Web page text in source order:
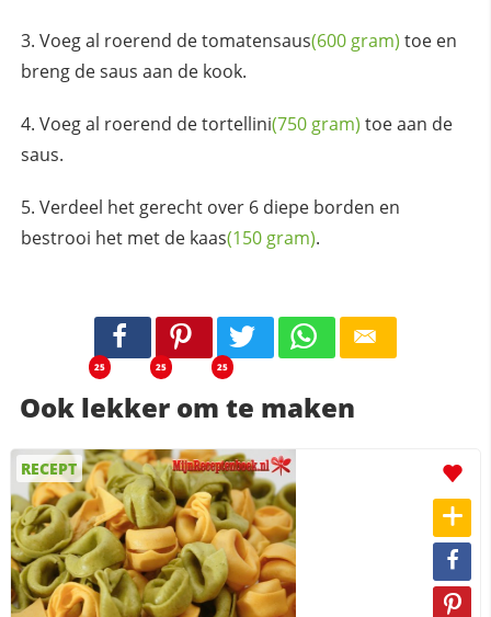
Voeg al roerend detomatensaus(600 gram) toe en
breng de saus aan de kook.
Voeg al roerend detortellini(750 gram) toe aan de
saus.
Verdeel het gerecht over 6 diepe borden en
bestrooi het met de kaas(150 gram).
25 25 25
Ook lekker om te maken
RECEPT